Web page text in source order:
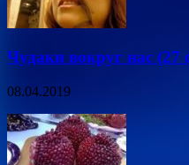
Чудаки вокруг нас (27
08.04.2019